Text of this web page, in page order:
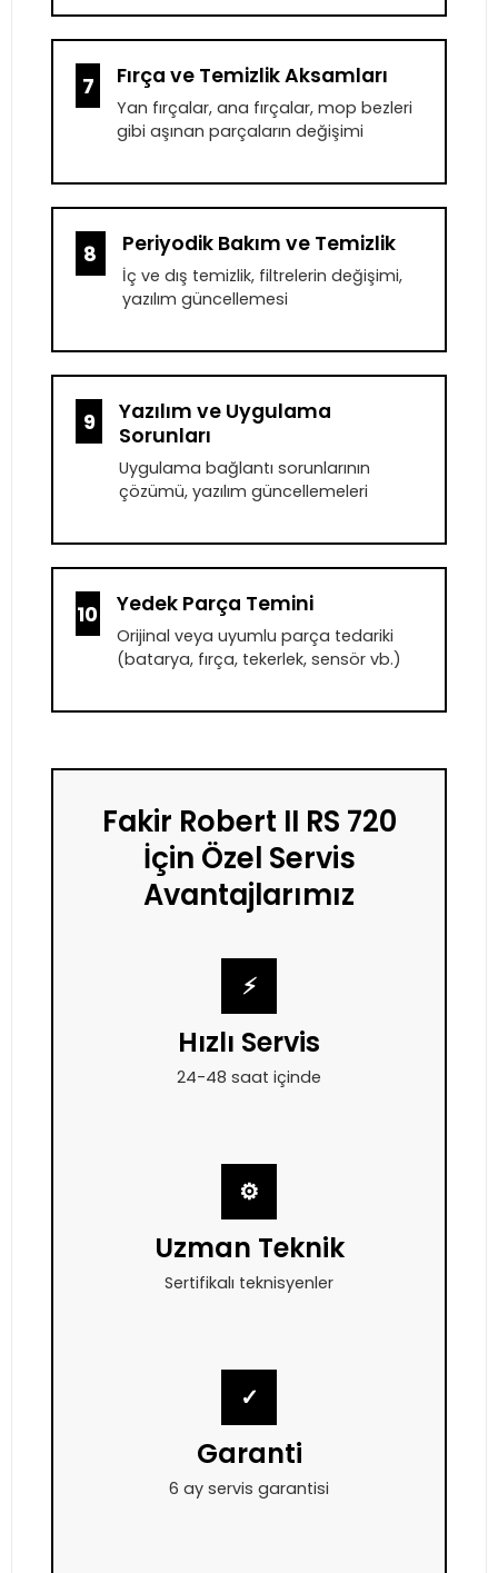
7 Fırça ve Temizlik Aksamları
Yan fırçalar, ana fırçalar, mop bezleri
gibi aşınan parçaların değişimi
8 Periyodik Bakım ve Temizlik
İç ve dış temizlik, filtrelerin değişimi,
yazılım güncellemesi
9
Yazılım ve Uygulama
Sorunları
Uygulama bağlantı sorunlarının
çözümü, yazılım güncellemeleri
10 Yedek Parça Temini
Orijinal veya uyumlu parça tedariki
(batarya, fırça, tekerlek, sensör vb.)
Fakir Robert II RS 720
İçin Özel Servis
Avantajlarımız
⚡
Hızlı Servis
24-48 saat içinde
⚙
Uzman Teknik
Sertifikalı teknisyenler
✓
Garanti
6 ay servis garantisi